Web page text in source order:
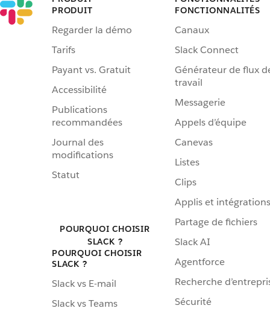
PRODUIT
Regarder la démo
Tarifs
Payant vs. Gratuit
Accessibilité
Publications
recommandées
Journal des
modifications
Statut
POURQUOI CHOISIR
SLACK ?
POURQUOI CHOISIR
SLACK ?
Slack vs E-mail
Slack vs Teams
FONCTIONNALITÉS
Canaux
Slack Connect
Générateur de flux
travail
Messagerie
Appels d’équipe
Canevas
Listes
Clips
Applis et intégrations
Partage de fichiers
Slack AI
Agentforce
Recherche
Sécurité